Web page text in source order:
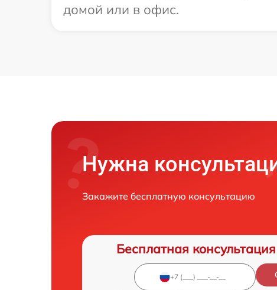
домой или в офис.
Нужна
Закажите бесплатную консультацию
Бесплатная